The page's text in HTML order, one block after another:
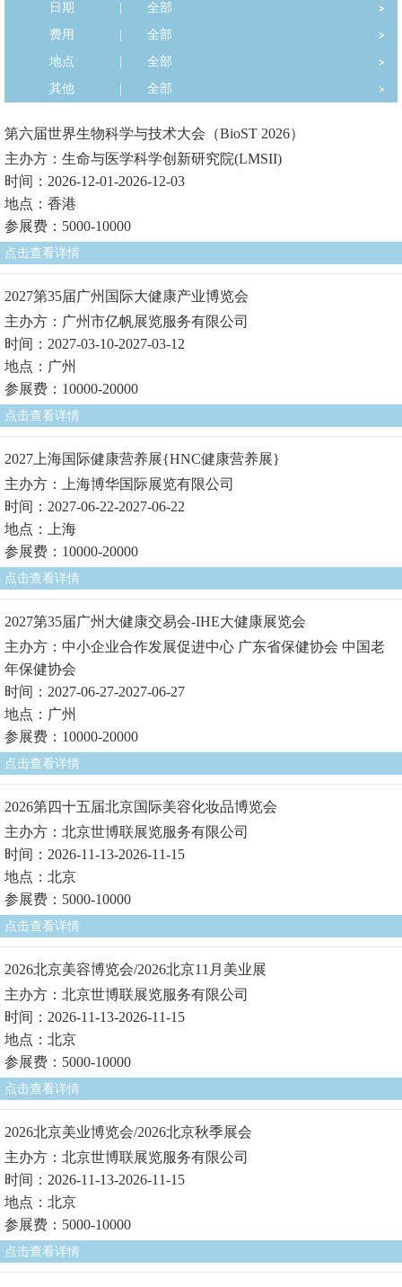
日期
全部
费用
全部
地点
全部
其他
全部
第六届世界生物科学与技术大会（BioST 2026）
主办方：生命与医学科学创新研究院(LMSII)
时间：2026-12-01-2026-12-03
地点：香港
参展费：5000-10000
点击查看详情
2027第35届广州国际大健康产业博览会
主办方：广州市亿帆展览服务有限公司
时间：2027-03-10-2027-03-12
地点：广州
参展费：10000-20000
点击查看详情
2027上海国际健康营养展{HNC健康营养展}
主办方：上海博华国际展览有限公司
时间：2027-06-22-2027-06-22
地点：上海
参展费：10000-20000
点击查看详情
2027第35届广州大健康交易会-IHE大健康展览会
主办方：中小企业合作发展促进中心 广东省保健协会 中国老
年保健协会
时间：2027-06-27-2027-06-27
地点：广州
参展费：10000-20000
点击查看详情
2026第四十五届北京国际美容化妆品博览会
主办方：北京世博联展览服务有限公司
时间：2026-11-13-2026-11-15
地点：北京
参展费：5000-10000
点击查看详情
2026北京美容博览会/2026北京11月美业展
主办方：北京世博联展览服务有限公司
时间：2026-11-13-2026-11-15
地点：北京
参展费：5000-10000
点击查看详情
2026北京美业博览会/2026北京秋季展会
主办方：北京世博联展览服务有限公司
时间：2026-11-13-2026-11-15
地点：北京
参展费：5000-10000
点击查看详情